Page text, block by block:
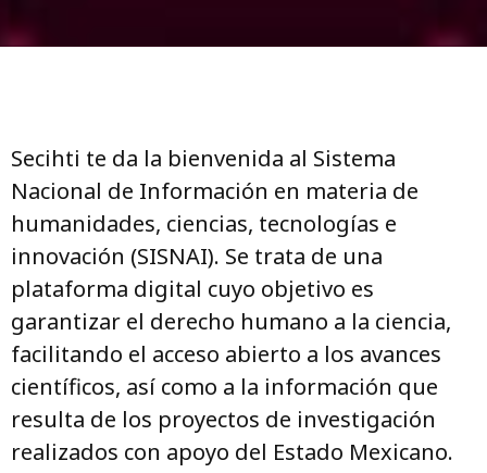
Secihti te da la bienvenida al Sistema
Nacional de Información en materia de
humanidades, ciencias, tecnologías e
innovación (SISNAI). Se trata de una
plataforma digital cuyo objetivo es
garantizar el derecho humano a la ciencia,
facilitando el acceso abierto a los avances
científicos, así como a la información que
resulta de los proyectos de investigación
realizados con apoyo del Estado Mexicano.